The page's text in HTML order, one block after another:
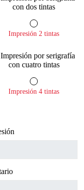
Impresión 2 tintas
Impresión 4 tintas